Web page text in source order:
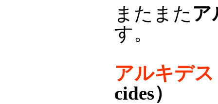
またまた ア
す。
アルキデ
cides）